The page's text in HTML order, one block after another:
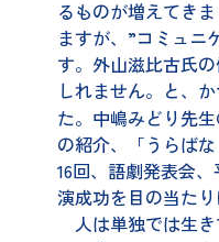
るものが増えてき
ますが、”コミュニ
す。外山滋比古氏
しれません。と、
た。中嶋みどり先
の紹介、「うらば
16回、語劇発表会
演成功を目の当た
人は単独では生